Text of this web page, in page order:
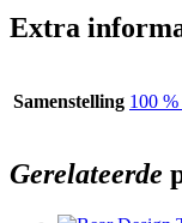
Extra
Samenstelling 100
Gerelateerde